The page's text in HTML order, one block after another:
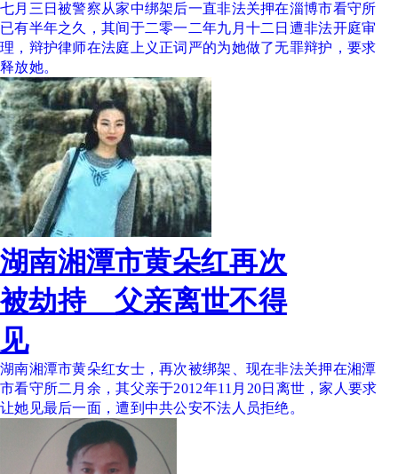
七月三日被警察从家中绑架后一直非法关押在淄博市看守所
已有半年之久，其间于二零一二年九月十二日遭非法开庭审
理，辩护律师在法庭上义正词严的为她做了无罪辩护，要求
释放她。
湖南湘潭市黄朵红再次
被劫持 父亲离世不得
见
湖南湘潭市黄朵红女士，再次被绑架、现在非法关押在湘潭
市看守所二月余，其父亲于2012年11月20日离世，家人要求
让她见最后一面，遭到中共公安不法人员拒绝。